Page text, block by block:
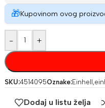
🎁Kupovinom ovog
- +
SKU:4514095Oznake:Einhell ,
Dodaj u listu želja